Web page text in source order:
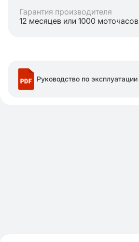
Гарантия производителя
12 месяцев или 1000 моточасов
Руководство по эксплуатации